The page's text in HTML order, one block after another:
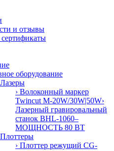
и отзывы
оборудование
Лазеры
› Волоконный маркер
Twincut M-20W/30W|50W›
Лазерный гравировальный
станок BHL-1060–
МОЩНОСТЬ 80 ВТ
Плоттеры
› Плоттер режущий CG-